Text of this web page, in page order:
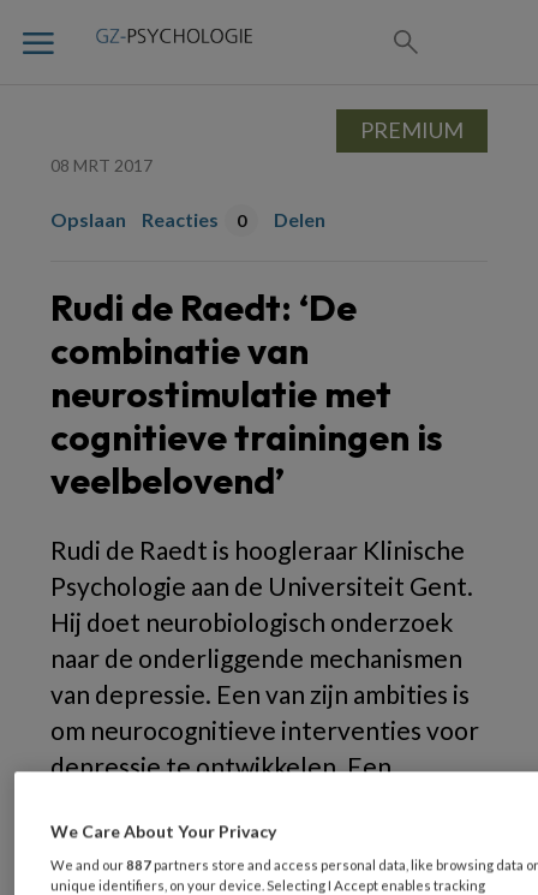
08 MRT 2017
Opslaan Reacties 0 Delen
Rudi de Raedt: ‘De
combinatie van
neurostimulatie met
cognitieve trainingen is
veelbelovend’
Rudi de Raedt is hoogleraar Klinische
Psychologie aan de Universiteit Gent.
Hij doet neurobiologisch onderzoek
naar de onderliggende mechanismen
van depressie. Een van zijn ambities is
om neurocognitieve interventies voor
depressie te ontwikkelen. Een
neurocognitief onderzoek naar
depressie.
PREMIUM
We Care About Your Privacy
We and our887 partners store and access personal data, like browsing data
unique identifiers, on your device. Selecting I Accept enables tracking